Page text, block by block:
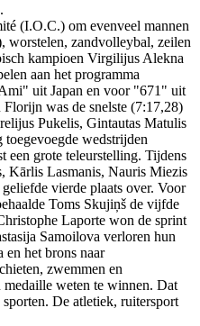
(I.O.C.) om evenveel mannen
worstelen, zandvolleybal, zeilen
kampioen Virgilijus Alekna
aan het programma
uit Japan en voor "671" uit
was de snelste (7:17,28)
Pukelis, Gintautas Matulis
wedstrijden
een grote teleurstelling. Tijdens
Kārlis Lasmanis, Nauris Miezis
vierde plaats over. Voor
Toms Skujiņš de vijfde
Laporte won de sprint
Samoilova verloren hun
het brons naar
zwemmen en
medaille weten te winnen. Dat
De atletiek, ruitersport